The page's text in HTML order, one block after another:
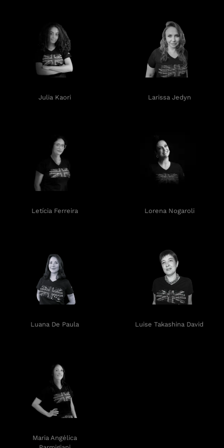
Julia Kaori Larissa Jedyn
Letícia Ferreira Lorena Nogaroli
Luana De Paula Luise Takashina David
Maria Angélica